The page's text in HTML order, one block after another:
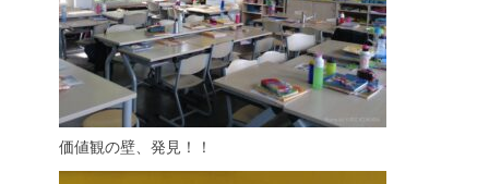
価値観の壁、発見！！